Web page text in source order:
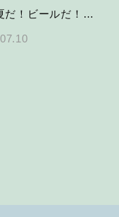
だ！ビールだ！
TABLEで乾杯す